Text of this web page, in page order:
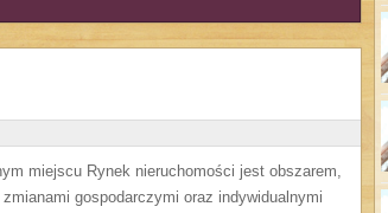
miejscu Rynek nieruchomości jest obszarem,
gospodarczymi oraz indywidualnymi